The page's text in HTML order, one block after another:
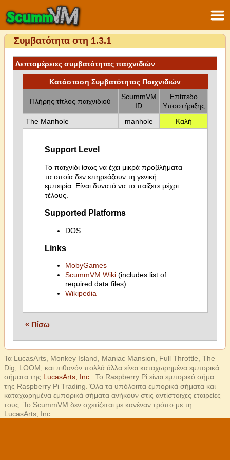
Συμβατότητα στη 1.3.1
Λεπτομέρειες συμβατότητας παιχνιδιών
Κατάσταση Συμβατότητας Παιχνιδιών
Πλήρης τίτλος παιχνιδιού
ScummVM
ID
Επίπεδο
Υποστήριξης
The Manhole
manhole Καλή
Support Level
Το παιχνίδι ίσως να έχει μικρά προβλήματα
τα οποία δεν επηρεάζουν τη γενική
εμπειρία. Είναι δυνατό να το παίξετε μέχρι
τέλους.
Supported Platforms
DOS
Links
MobyGames
ScummVM Wiki(includes list of
required data files)
Wikipedia
« Πίσω
Τα LucasArts, Monkey Island, Maniac Mansion, Full Throttle, The
Dig, LOOM, και πιθανόν πολλά άλλα είναι καταχωρημένα εμπορικά
σήματα της LucasArts, Inc.
. Το Raspberry Pi είναι εμπορικό σήμα
της Raspberry Pi Trading. Όλα τα υπόλοιπα εμπορικά σήματα και
καταχωρημένα εμπορικά σήματα ανήκουν στις αντίστοιχες εταιρείες
τους. Το ScummVM δεν σχετίζεται με κανέναν τρόπο με τη
LucasArts, Inc.